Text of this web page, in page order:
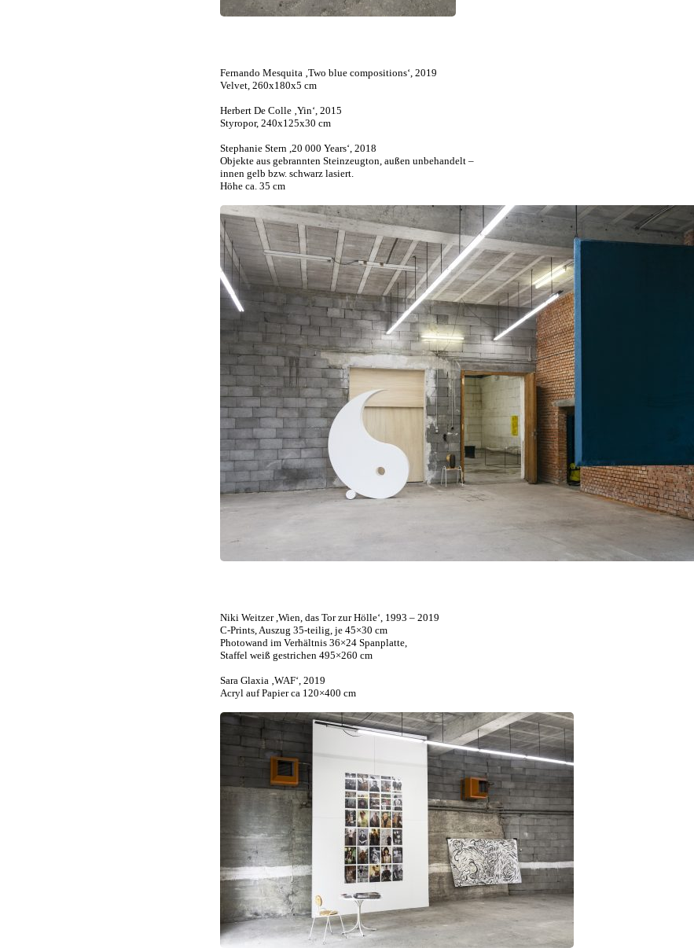
Fernando Mesquita ‚Two blue compositions‘, 2019
Velvet, 260x180x5 cm
Herbert De Colle ‚Yin‘, 2015
Styropor, 240x125x30 cm
Stephanie Stern ,20 000 Years‘, 2018
Objekte aus gebrannten Steinzeugton, außen unbehandelt –
innen gelb bzw. schwarz lasiert.
Höhe ca. 35 cm
Niki Weitzer ,Wien, das Tor zur Hölle‘, 1993 – 2019
C-Prints, Auszug 35-teilig, je 45×30 cm
Photowand im Verhältnis 36×24 Spanplatte,
Staffel weiß gestrichen 495×260 cm
Sara Glaxia ‚WAF‘, 2019
Acryl auf Papier ca 120×400 cm